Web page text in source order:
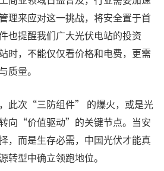
理来应对这一挑战，将安全置于首
也提醒我们广大光伏电站的投资
时，不能仅仅看价格和电费，更需
质量。
此次“三防组件” 的爆火，或是光
向“价值驱动”的关键节点。当安
，而是生存必需，中国光伏才能真
转型中确立领跑地位。